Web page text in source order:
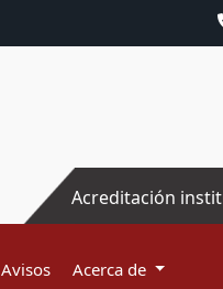
Acreditación
Avisos Acerca de